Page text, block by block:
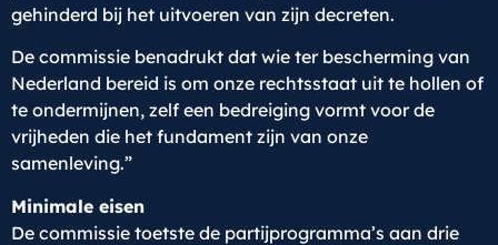
gehinderd bij het uitvoeren van zijn decreten.
De commissie benadrukt dat wie ter bescherming van
Nederland bereid is om onze rechtsstaat uit te hollen of
te ondermijnen, zelf een bedreiging vormt voor de
vrijheden die het fundament zijn van onze
samenleving.”
Minimale eisen
De commissie toetste de partijprogramma’s aan drie